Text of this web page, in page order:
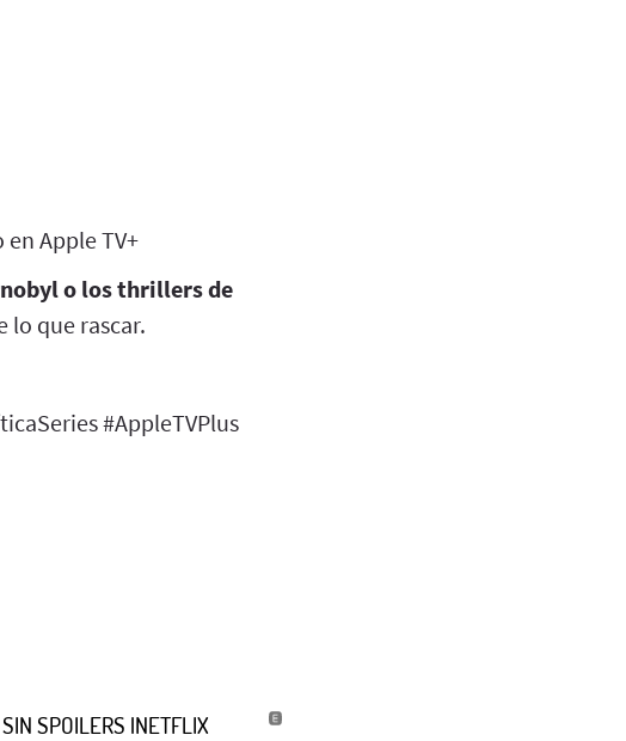
Apple TV+
o los thrillers de
lo que rascar.
#AppleTVPlus
SPOILERS |NETFLIX